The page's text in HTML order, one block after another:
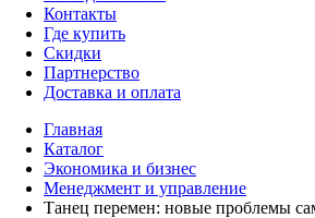
Контакты
Где купить
Скидки
Партнерство
Доставка и оплата
Главная
Каталог
Экономика и бизнес
Менеджмент и управление
Танец перемен: новые проблемы